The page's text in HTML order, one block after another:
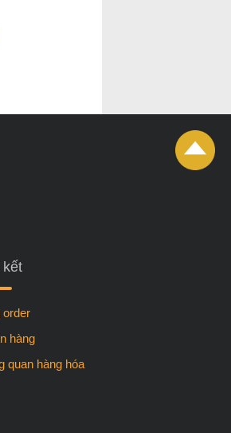
kết
order
hàng
quan hàng hóa